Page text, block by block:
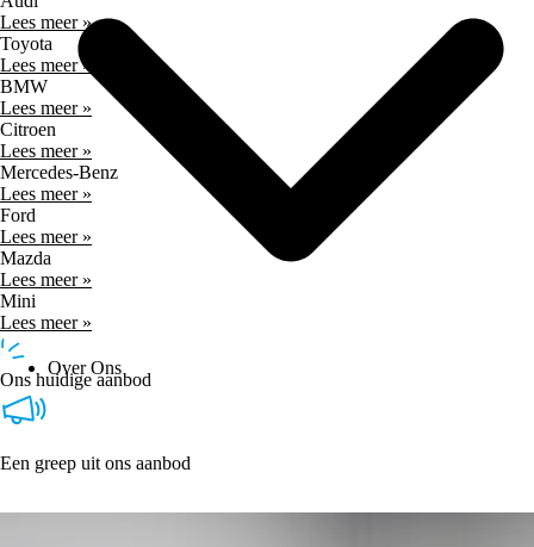
Over Ons
Lees meer »
Toyota
Lees meer »
BMW
Lees meer »
Citroen
Lees meer »
Mercedes-Benz
Lees meer »
Ford
Lees meer »
Mazda
Lees meer »
Mini
Lees meer »
Ons huidige aanbod
Een greep uit ons aanbod